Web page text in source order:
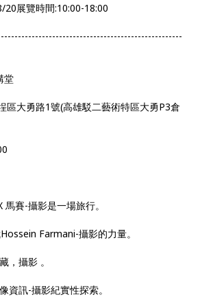
時間:10:00-18:00
堂
區大勇路1號(高雄駁二藝術特區大勇P3倉
賽-攝影是一場旅行。
Farmani-攝影的力量。
，攝影 。
訊-攝影紀實性探索。